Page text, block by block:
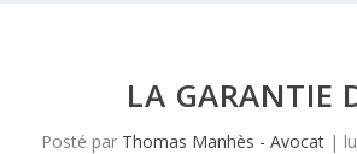
LA GARANTIE
Posté par Thomas Manhès - Avocat|